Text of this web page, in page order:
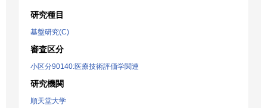
研究種目
基盤研究(C)
審査区分
小区分90140:医療技術評価学関連
研究機関
順天堂大学